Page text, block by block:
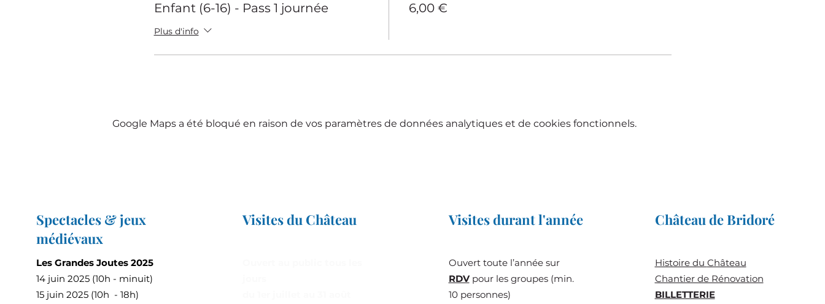
Enfant (6-16) - Pass 1 journée
Plus d'info
6,00 €
Google Maps a été bloqué en raison de vos paramètres de données analytiques et de cookies fonctionnels.
Spectacles & jeux
médiévaux
Les Grandes Joutes 2025
14 juin 2025 (10h - minuit)
15 juin 2025 (10h - 18h)
Visites du Château Visites durant l'année
Ouvert toute l’année sur
RDVpour les groupes (min.
10 personnes)
Château de Bridoré
Histoire du Château
Chantier de Rénovation
BILLETTERIE